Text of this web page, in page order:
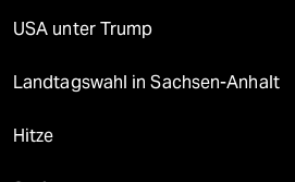
USA unter Trump
Landtagswahl in Sachsen-Anhalt
Hitze